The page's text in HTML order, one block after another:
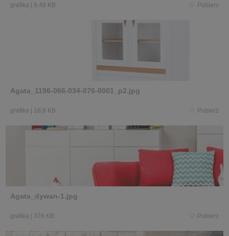
grafika | 9,49 KB Pobierz
Agata_1196-066-034-076-0001_p2.jpg
grafika | 18,8 KB Pobierz
Agata_dywan-1.jpg
grafika | 376 KB Pobierz